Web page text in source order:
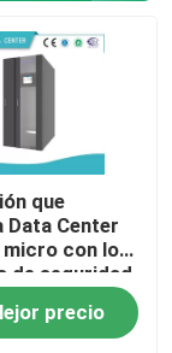
que
Center
micro con los
de seguridad
precio